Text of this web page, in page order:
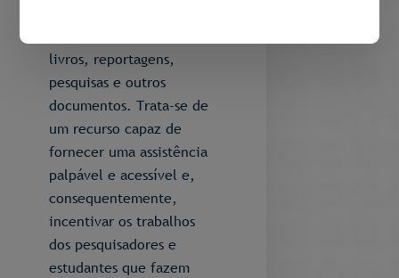
livros, reportagens,
pesquisas e outros
documentos. Trata-se de
um recurso capaz de
fornecer uma assistência
palpável e acessível e,
consequentemente,
incentivar os trabalhos
dos pesquisadores e
estudantes que fazem